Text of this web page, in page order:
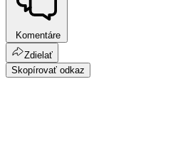
Komentáre
Zdielať
Skopírovať odkaz